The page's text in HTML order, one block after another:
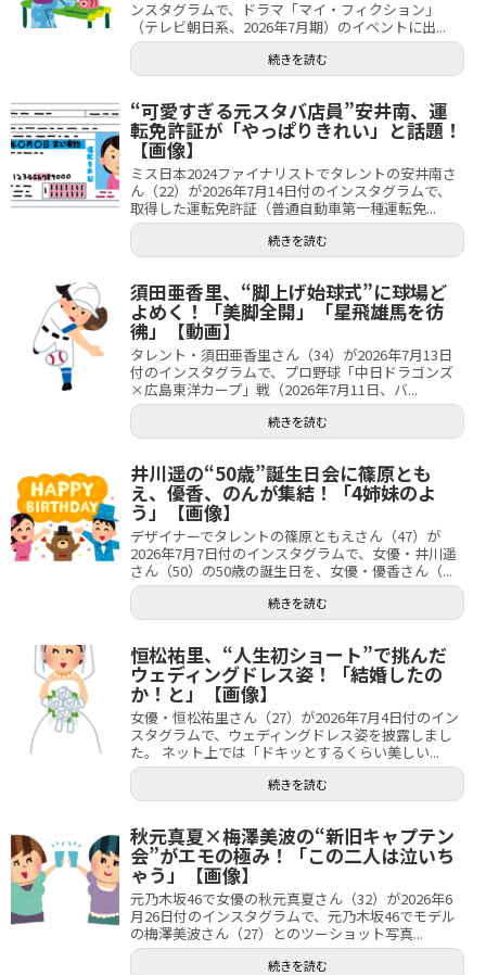
ンスタグラムで、ドラマ「マイ・フィクション」
（テレビ朝日系、2026年7月期）のイベントに出...
続きを読む
“可愛すぎる元スタバ店員”安井南、運
転免許証が「やっぱりきれい」と話題！
【画像】
ミス日本2024ファイナリストでタレントの安井南さ
ん（22）が2026年7月14日付のインスタグラムで、
取得した運転免許証（普通自動車第一種運転免...
続きを読む
須田亜香里、“脚上げ始球式”に球場ど
よめく！「美脚全開」「星飛雄馬を彷
彿」【動画】
タレント・須田亜香里さん（34）が2026年7月13日
付のインスタグラムで、プロ野球「中日ドラゴンズ
×広島東洋カープ」戦（2026年7月11日、バ...
続きを読む
井川遥の“50歳”誕生日会に篠原とも
え、優香、のんが集結！「4姉妹のよ
う」【画像】
デザイナーでタレントの篠原ともえさん（47）が
2026年7月7日付のインスタグラムで、女優・井川遥
さん（50）の50歳の誕生日を、女優・優香さん（...
続きを読む
恒松祐里、“人生初ショート”で挑んだ
ウェディングドレス姿！「結婚したの
か！と」【画像】
女優・恒松祐里さん（27）が2026年7月4日付のイン
スタグラムで、ウェディングドレス姿を披露しまし
た。 ネット上では「ドキッとするくらい美しい...
続きを読む
秋元真夏×梅澤美波の“新旧キャプテン
会”がエモの極み！「この二人は泣いち
ゃう」【画像】
元乃木坂46で女優の秋元真夏さん（32）が2026年6
月26日付のインスタグラムで、元乃木坂46でモデル
の梅澤美波さん（27）とのツーショット写真...
続きを読む